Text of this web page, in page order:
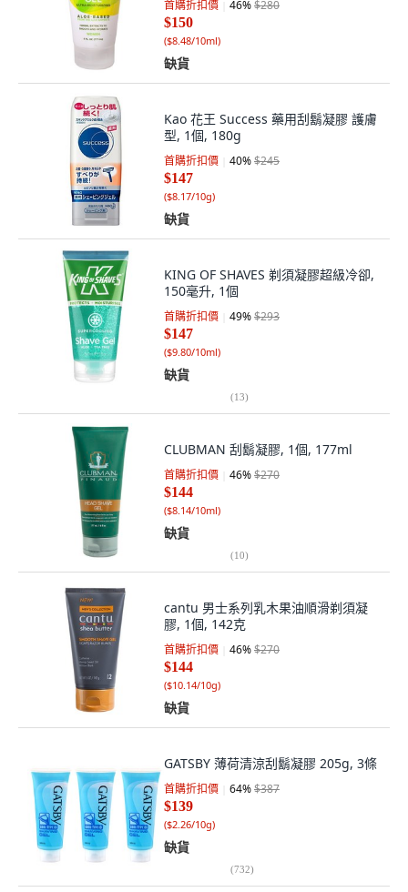
首購折扣價 46%$280
$150
($8.48/10ml)
缺貨
Kao 花王 Success 藥用刮鬍凝膠 護膚
型, 1個, 180g
首購折扣價 40%$245
$147
($8.17/10g)
缺貨
KING OF SHAVES 剃須凝膠超級冷卻,
150毫升, 1個
首購折扣價 49%$293
$147
($9.80/10ml)
缺貨
(13)
CLUBMAN 刮鬍凝膠, 1個, 177ml
首購折扣價 46%$270
$144
($8.14/10ml)
缺貨
(10)
cantu 男士系列乳木果油順滑剃須凝
膠, 1個, 142克
首購折扣價 46%$270
$144
($10.14/10g)
缺貨
GATSBY 薄荷清涼刮鬍凝膠 205g, 3條
首購折扣價 64%$387
$139
($2.26/10g)
缺貨
(732)